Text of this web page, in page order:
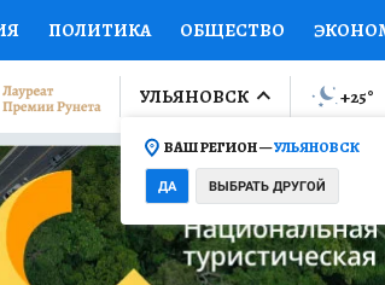
ПОЛИТИКА ОБЩЕСТВО
КОЛУМНИСТЫ ПРОИСШЕСТВИЯ
ФИНАНСЫ ОТКРЫВАЕМ МИР Я ЗНАЮ
СПОРТ ПРОМОКОДЫ СЕРИАЛЫ
ТЕЛЕВИЗОР КОЛЛЕКЦИИ
УЛЬЯНОВСК
ВАШ РЕГИОН —УЛЬЯНОВСК
ДА ВЫБРАТЬ ДРУГОЙ
+25°